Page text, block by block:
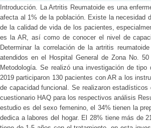
Introducción. La Artritis Reumatoide es una
afecta al 1% de la población. Existe la necesidad
de la calidad de vida de los pacientes,
es la AR, así como de conocer el nivel de
Determinar la correlación de la artritis
atendidos en el Hospital General de Zona No.
Metodología. Se realizó una investigación de
2019 participaron 130 pacientes con AR a los
de capacidad funcional. Se realizaron
cuestionario HAQ para los respectivos análisis
estudio es del sexo femenino, el 34% tienen la
dedica a labores del hogar. El 28% tiene más de